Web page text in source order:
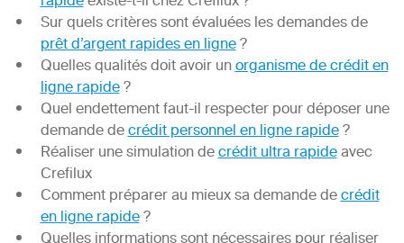
Sur quels critères sont évaluées les demandes de
prêt d’argent rapides en ligne?
Quelles qualités doit avoir unorganisme de crédit en
ligne rapide?
Quel endettement faut-il respecter pour déposer une
demande decrédit personnel en ligne rapide?
Réaliser une simulation decrédit ultra rapideavec
Crefilux
Comment préparer au mieux sa demande decrédit
en ligne rapide?